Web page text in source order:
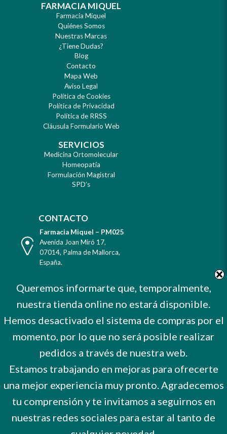
FARMACIA MIQUEL
Farmacia Miquel
Quiénes Somos
Nuestras Marcas
¿Tiene Dudas?
Blog
Contacto
Mapa Web
Aviso Legal
Política de Cookies
Política de Privacidad
Política de RRSS
Cláusula Formulario Web
SERVICIOS
Medicina Ortomolecular
Homeopatía
Formulación Magistral
SPD’s
CONTACTO
Farmacia Miquel – PM025
Dirección
Avenida Joan Miró 17,
07014, Palma de Mallorca,
España.
Celular
Mvl. 606 373 503
E-
farmacia@farmaciamiquel.com
Horario
De Lunes a Sábado
9 a 21 hrs.
No cerramos por vacaciones
Queremos informarte que, temporalmente,
nuestra tienda online no estará disponible.
Hemos desactivado el sistema de compras por el
momento, por lo que no será posible realizar
pedidos a través de nuestra web.
Estamos trabajando en mejoras para ofrecerte
una mejor experiencia muy pronto. Agradecemos
tu comprensión y te invitamos a seguirnos en
nuestras redes sociales para estar al tanto de